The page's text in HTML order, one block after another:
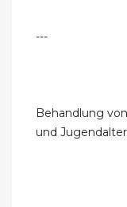
---
Behandlung
und Jugendalter